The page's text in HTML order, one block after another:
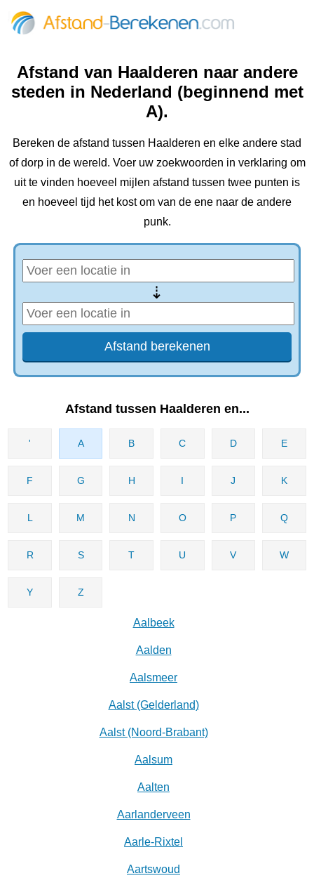
Afstand van Haalderen naar andere
steden in Nederland (beginnend met
A).
Bereken de afstand tussen Haalderen en elke andere stad
of dorp in de wereld. Voer uw zoekwoorden in verklaring om
uit te vinden hoeveel mijlen afstand tussen twee punten is
en hoeveel tijd het kost om van de ene naar de andere
punk.
⇢
Afstand tussen Haalderen en...
' A B C D E
F G H I J K
L M N O P Q
R S T U V W
Y Z
Aalbeek
Aalden
Aalsmeer
Aalst (Gelderland)
Aalst (Noord-Brabant)
Aalsum
Aalten
Aarlanderveen
Aarle-Rixtel
Aartswoud